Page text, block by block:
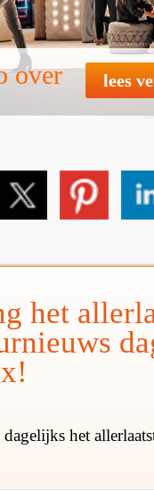
over lees
het
het